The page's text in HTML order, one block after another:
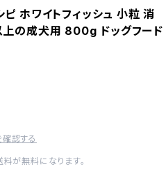
ホワイトフィッシュ 小粒 消
上の成犬用 800g ドッグフード
認する
が無料になります。